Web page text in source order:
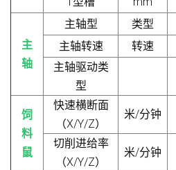
主
轴
主轴型 类型
主轴转速
转速
主轴驱动类
型
饲
料
鼠
快速横断面
（X/Y/Z）
米/分钟
切削进给率
（X/Y/Z）
米/分钟